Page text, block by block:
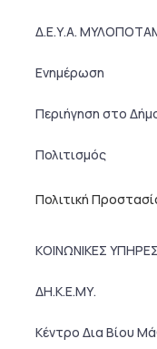
Δ.Ε.Υ.Α.
Ενημέρωση
Περιήγηση στο
Πολιτισμός
Πολιτική
ΚΟΙΝΩΝΙΚΕΣ
ΔΗ.Κ.Ε.ΜΥ.
Κέντρο Δια Βίου